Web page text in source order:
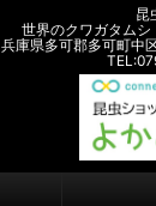
昆
世界のクワガタム
兵庫県多可郡多可町中